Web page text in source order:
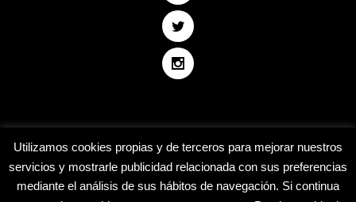
Utilizamos cookies propias y de terceros para mejorar nuestros
servicios y mostrarle publicidad relacionada con sus preferencias
mediante el análisis de sus hábitos de navegación. Si continua